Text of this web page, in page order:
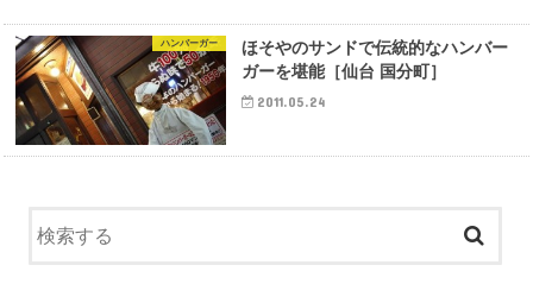
ハンバーガー
ほそやのサンドで伝統的なハンバー
ガーを堪能［仙台 国分町］
2011.05.24